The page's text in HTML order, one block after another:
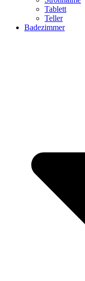
Tablett
Teller
Badezimmer